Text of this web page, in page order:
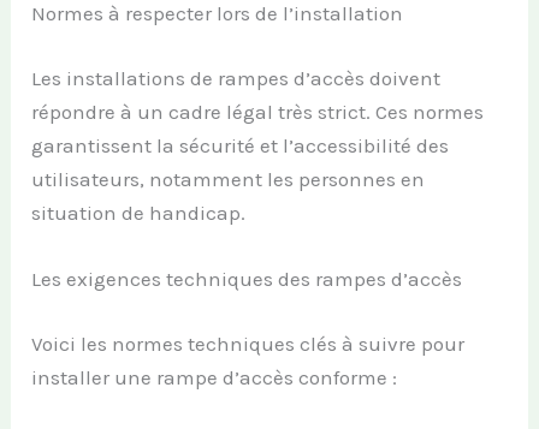
Normes à respecter lors de l’installation
Les installations de rampes d’accès doivent
répondre à un cadre légal très strict. Ces normes
garantissent la sécurité et l’accessibilité des
utilisateurs, notamment les personnes en
situation de handicap.
Les exigences techniques des rampes d’accès
Voici les normes techniques clés à suivre pour
installer une rampe d’accès conforme :